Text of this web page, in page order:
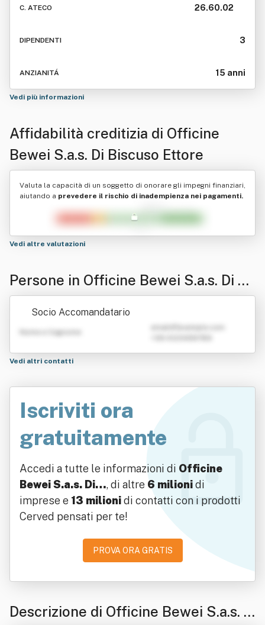
C. ATECO 26.60.02
DIPENDENTI 3
ANZIANITÁ 15 anni
Vedi più informazioni
Affidabilità creditizia di Officine
Bewei S.a.s. Di Biscuso Ettore
Valuta la capacità di un soggetto di onorare gli impegni finanziari,
aiutando a prevedere il rischio di inadempienza nei pagamenti.
Vedi altre valutazioni
Persone in Officine Bewei S.a.s. Di Bi
scuso Ettore
Socio Accomandatario
Nome e Cognome
Vedi altri contatti
Iscriviti ora
gratuitamente
Accedi a tutte le informazioni di Officine
Bewei S.a.s. Di…, di altre 6 milionidi
imprese e 13 milionidi contatti con i prodotti
Cerved pensati per te!
PROVA ORA GRATIS
Descrizione di Officine Bewei S.a.s. D